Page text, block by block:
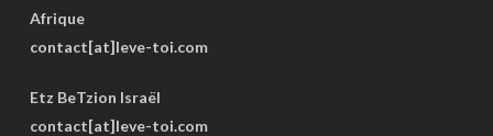
Afrique
contact[at]leve-toi.com
Etz BeTzion Israël
contact[at]leve-toi.com